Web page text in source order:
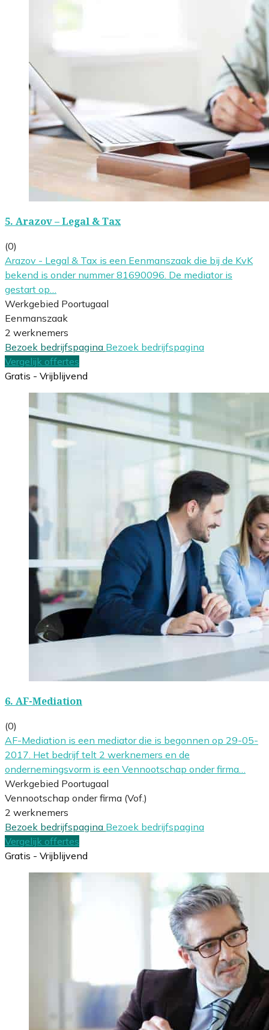
5. Arazov – Legal & Tax
(0)
Arazov - Legal & Tax is een Eenmanszaak die bij de KvK
bekend is onder nummer 81690096. De mediator is
gestart op…
Werkgebied Poortugaal
Eenmanszaak
2 werknemers
Bezoek bedrijfspagina Bezoek bedrijfspagina
Vergelijk offertes
Gratis - Vrijblijvend
6. AF-Mediation
(0)
AF-Mediation is een mediator die is begonnen op 29-05-
2017. Het bedrijf telt 2 werknemers en de
ondernemingsvorm is een Vennootschap onder firma…
Werkgebied Poortugaal
Vennootschap onder firma (Vof.)
2 werknemers
Bezoek bedrijfspagina Bezoek bedrijfspagina
Vergelijk offertes
Gratis - Vrijblijvend